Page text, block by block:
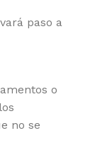
paso a
o
no se